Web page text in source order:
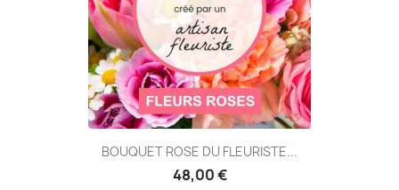
BOUQUET ROSE DU FLEURISTE...
48,00 €